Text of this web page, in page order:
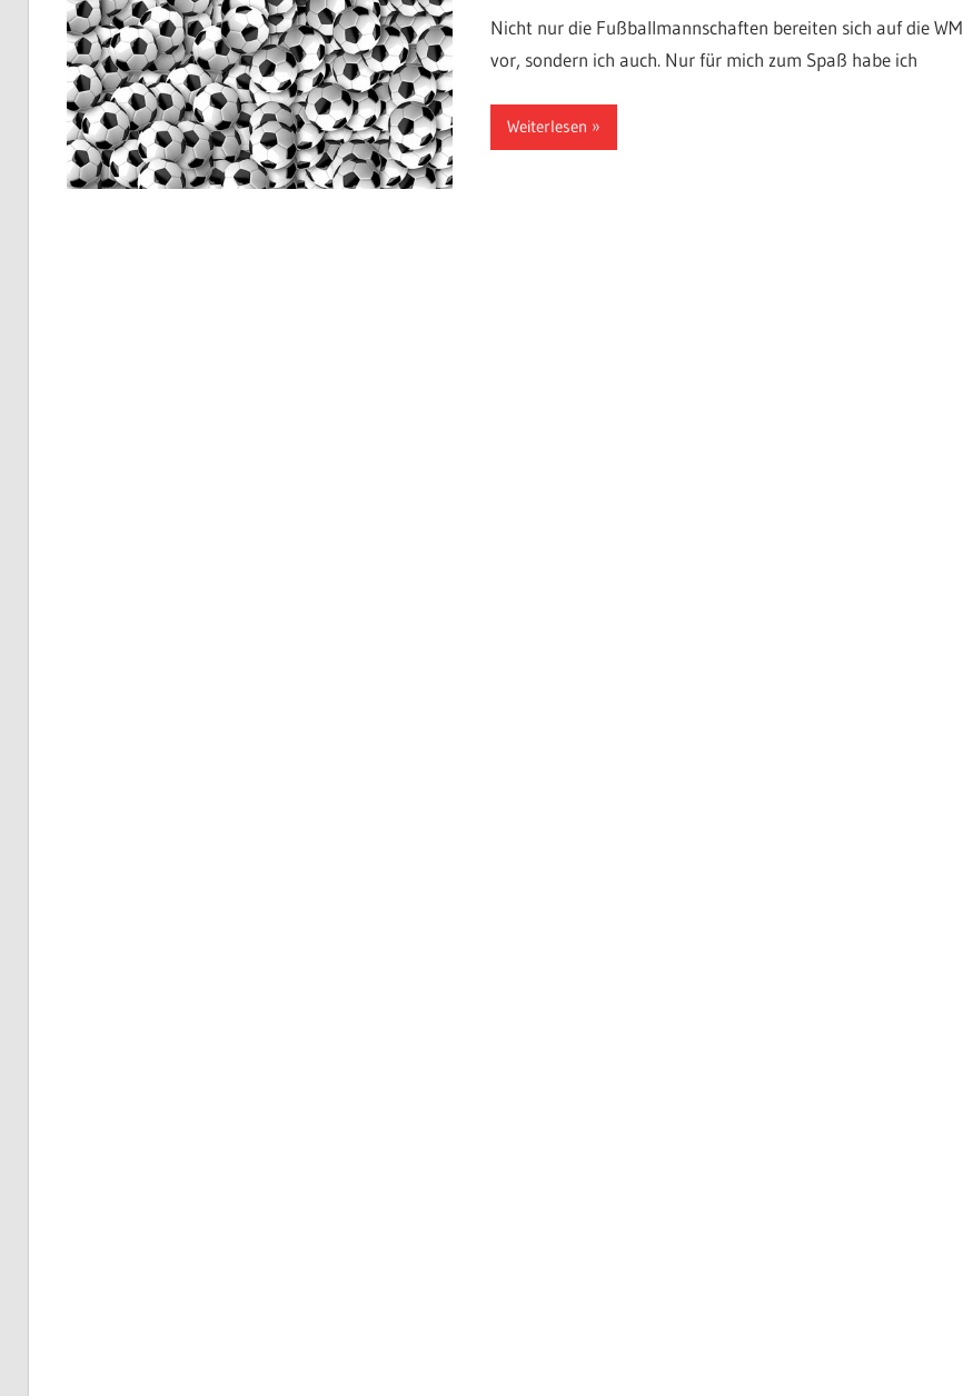
Nicht nur die Fußballmannschaften bereiten sich auf die WM
vor, sondern ich auch. Nur für mich zum Spaß habe ich
Weiterlesen